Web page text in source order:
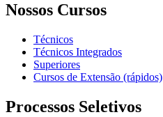
Nossos Cursos
Técnicos
Técnicos Integrados
Superiores
Cursos de Extensão (rápidos)
Processos Seletivos